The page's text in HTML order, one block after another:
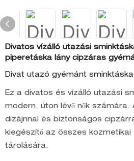
Divatos vízálló utazási
piperetáska lány cipzáras
Divat utazó gyémánt sminktáska
Ez a divatos és vízálló utazási
modern, úton lévő nők számára.
dizájnnal és biztonságos
kiegészítő az összes kozmetikai
tárolására.